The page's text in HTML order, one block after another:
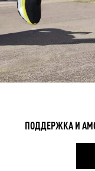
ПОДДЕРЖКА И